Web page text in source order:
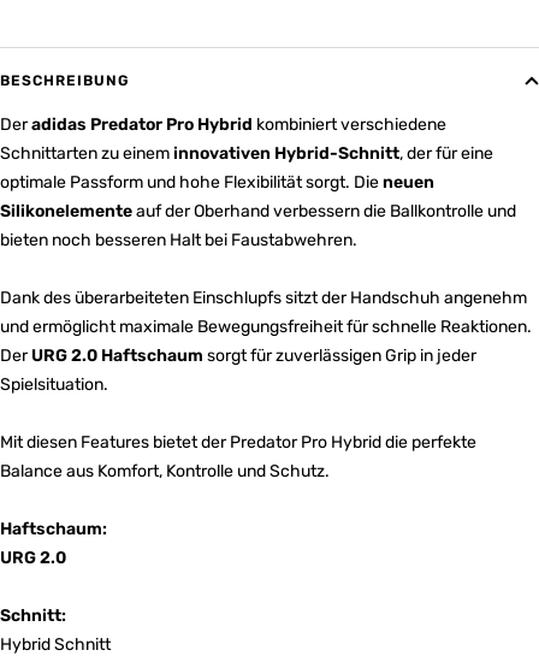
BESCHREIBUNG
Deradidas Predator Pro Hybrid kombiniert verschiedene
Schnittarten zu eineminnovativen Hybrid-Schnitt, der für eine
optimale Passform und hohe Flexibilität sorgt. Dieneuen
Silikonelementeauf der Oberhand verbessern die Ballkontrolle und
bieten noch besseren Halt bei Faustabwehren.
Dank des überarbeiteten Einschlupfs sitzt der Handschuh angenehm
und ermöglicht maximale Bewegungsfreiheit für schnelle Reaktionen.
DerURG 2.0 Haftschaum sorgt für zuverlässigen Grip in jeder
Spielsituation.
Mit diesen Features bietet der Predator Pro Hybrid die perfekte
Balance aus Komfort, Kontrolle und Schutz.
Haftschaum:
URG 2.0
Schnitt:
Hybrid Schnitt